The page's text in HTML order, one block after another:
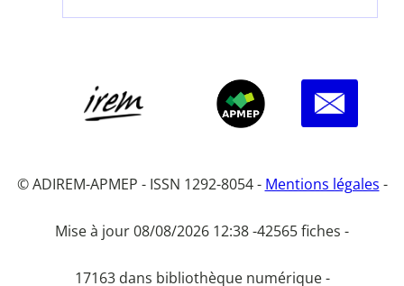
© ADIREM-APMEP - ISSN 1292-8054 - Mentions légales -
Mise à jour 08/08/2026 12:38 -42565 fiches -
17163 dans bibliothèque numérique -